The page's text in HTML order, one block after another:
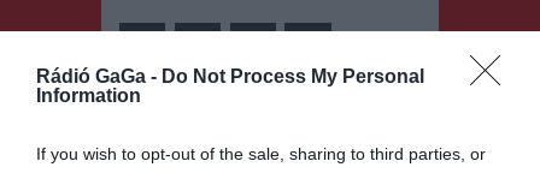
Rádió GaGa - Do Not Process My Personal
Information
If you wish to opt-out of the sale, sharing to third parties, or
Bejegyzés
BEJEGYZÉS
BEJEGYZÉS